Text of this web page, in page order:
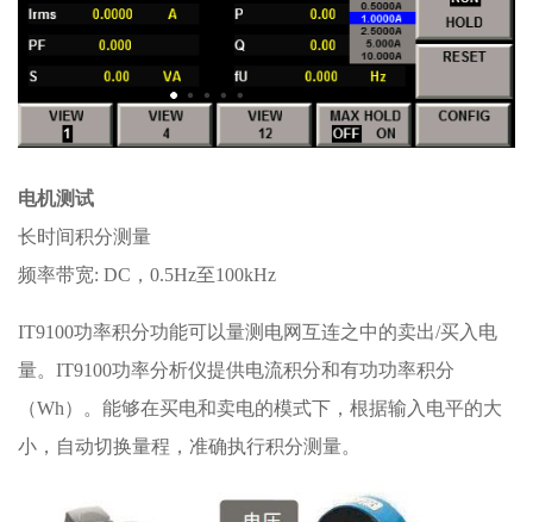
电机测试
长时间积分测量
频率带宽: DC，0.5Hz至100kHz
IT9100功率积分功能可以量测电网互连之中的卖出/买入电
量。IT9100功率分析仪提供电流积分和有功功率积分
（Wh）。能够在买电和卖电的模式下，根据输入电平的大
小，自动切换量程，准确执行积分测量。